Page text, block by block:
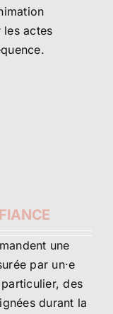
actes
une
par un·e
particulier, des
durant la